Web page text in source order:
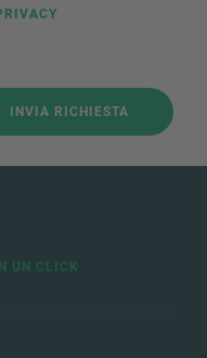
INVIA RICHIESTA
UN CLICK